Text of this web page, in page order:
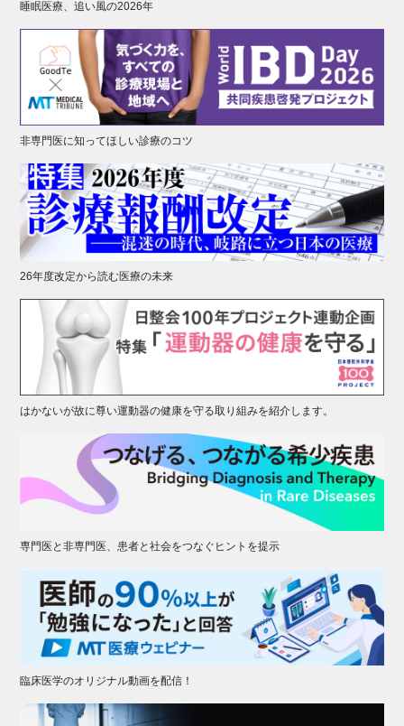
睡眠医療、追い風の2026年
非専門医に知ってほしい診療のコツ
26年度改定から読む医療の未来
はかないが故に尊い運動器の健康を守る取り組みを紹介します。
専門医と非専門医、患者と社会をつなぐヒントを提示
臨床医学のオリジナル動画を配信！